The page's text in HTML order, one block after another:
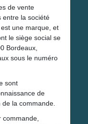
de vente
entre la société
une marque, et
le siège social se
Bordeaux,
sous le numéro
sont
de
la commande.